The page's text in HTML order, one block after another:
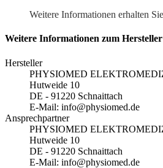
Weitere Informationen erhalten Sie
Weitere Informationen zum Hersteller
Hersteller
PHYSIOMED
Hutweide 10
DE - 91220 Schnaittach
E-Mail: info@physiomed.de
Ansprechpartner
PHYSIOMED
Hutweide 10
DE - 91220 Schnaittach
E-Mail: info@physiomed.de